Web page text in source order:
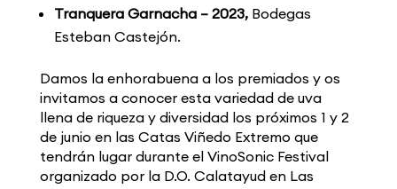
Tranquera Garnacha – 2023,Bodegas
Esteban Castejón.
Damos la enhorabuena a los premiados y os
invitamos a conocer esta variedad de uva
llena de riqueza y diversidad los próximos 1 y 2
de junio en las Catas Viñedo Extremo que
tendrán lugar durante el VinoSonic Festival
organizado por la D.O. Calatayud en Las